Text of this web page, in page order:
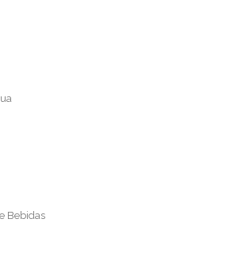
Bebidas